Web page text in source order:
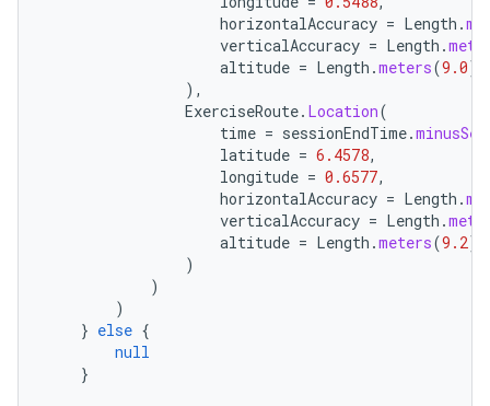
horizontalAccuracy = Length .
verticalAccuracy = Length .
altitude = Length .meters(9.0),
),
ExerciseRoute. Location(
time = sessionEndTime.
latitude = 6.4578,
longitude = 0.6577,
horizontalAccuracy = Length .
verticalAccuracy = Length .
altitude = Length .meters(9.2),
)
)
)
} else {
null
}